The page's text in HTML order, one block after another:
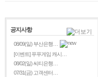
공지사항
08/09(일) 부산은행…
[이벤트] 푸푸게임 캐시…
08/02(일) 씨티은행…
07/31(금) 고객센터…